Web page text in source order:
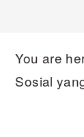
You are
Sosial